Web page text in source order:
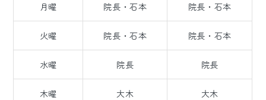
月曜 院長・石本 院長・石本
火曜 院長・石本 院長・石本
水曜 院長 院長
木曜 大木 大木